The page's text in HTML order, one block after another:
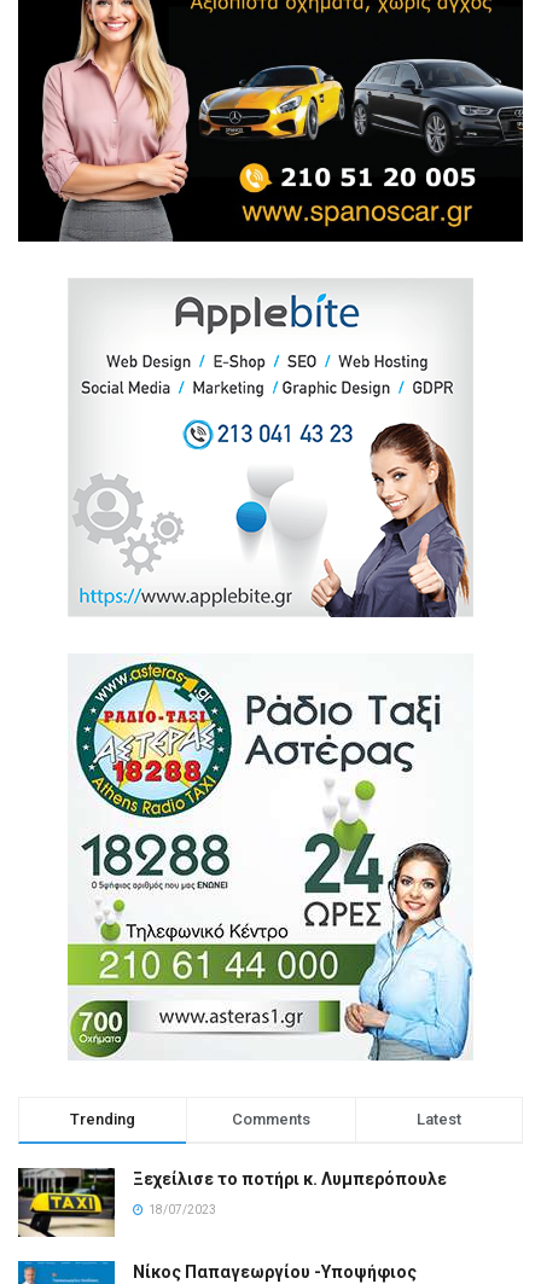
Trending Comments Latest
Ξεχείλισε το ποτήρι κ. Λυμπερόπουλε
18/07/2023
Νίκος Παπαγεωργίου -Υποψήφιος